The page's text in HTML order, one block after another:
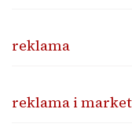
reklama
reklama i